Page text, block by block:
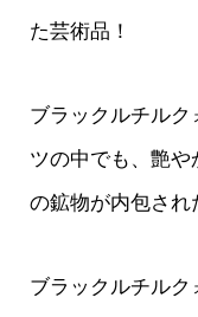
た芸術品！
ブラックルチル
ツの中でも、艶
の鉱物が内包され
ブラックルチル